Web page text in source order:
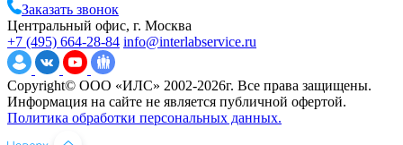
Заказать звонок
Центральный офис, г. Москва
+7 (495) 664-28-84 info@interlabservice.ru
Copyright© ООО «ИЛС» 2002-2026г. Все права защищены.
Информация на сайте не является публичной офертой.
Политика обработки персональных данных.